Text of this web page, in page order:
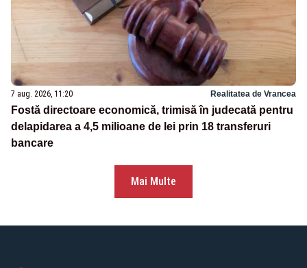
7 aug. 2026, 11:20 Realitatea de Vrancea
Fostă directoare economică, trimisă în judecată pentru
delapidarea a 4,5 milioane de lei prin 18 transferuri
bancare
Mai Multe